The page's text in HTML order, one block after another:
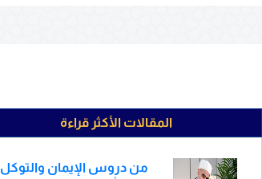
المقالات الأكثر قراءة
من دروس الإيمان والتوكل